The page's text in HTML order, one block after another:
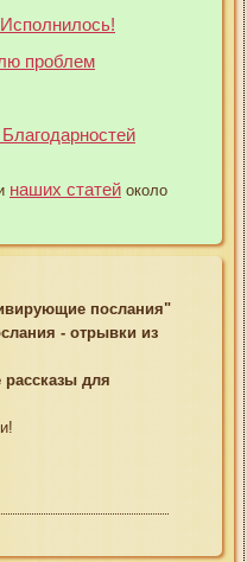
Исполнилось!
проблем
наших статей около
послания"
- отрывки из
рассказы для